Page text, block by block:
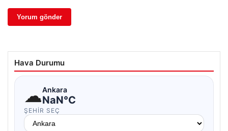
Hava Durumu
☁Ankara
NaN°C
ŞEHIR SEÇ